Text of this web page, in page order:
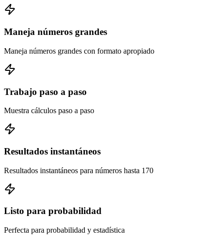
Maneja números grandes
Maneja números grandes con formato apropiado
Trabajo paso a paso
Muestra cálculos paso a paso
Resultados instantáneos
Resultados instantáneos para números hasta 170
Listo para probabilidad
Perfecta para probabilidad y estadística